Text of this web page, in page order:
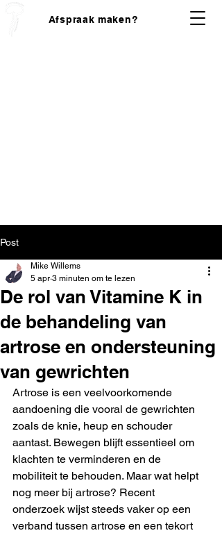
Afspraak maken?
Post
De rol van Vitamine K in
de behandeling van
artrose en ondersteuning
van gewrichten
Mike Willems
5 apr 3 minuten om te lezen
Artrose is een veelvoorkomende
aandoening die vooral de gewrichten
zoals de knie, heup en schouder
aantast. Bewegen blijft essentieel om
klachten te verminderen en de
mobiliteit te behouden. Maar wat helpt
nog meer bij artrose? Recent
onderzoek wijst steeds vaker op een
verband tussen artrose en een tekort